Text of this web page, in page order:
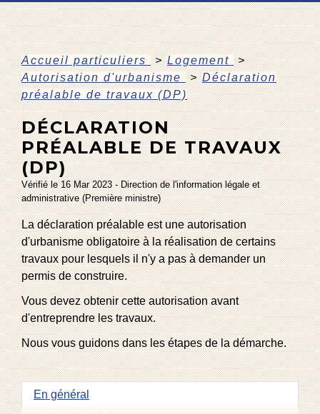
Accueil particuliers > Logement
>
Autorisation d'urbanisme
> Déclaration
préalable de travaux (DP)
DÉCLARATION
PRÉALABLE DE TRAVAUX
(DP)
Vérifié le 16 Mar 2023 - Direction de l'information légale et
administrative (Première ministre)
La déclaration préalable est une autorisation
d'urbanisme obligatoire à la réalisation de certains
travaux pour lesquels il n'y a pas à demander un
permis de construire.
Vous devez obtenir cette autorisation avant
d'entreprendre les travaux.
Nous vous guidons dans les étapes de la démarche.
En général